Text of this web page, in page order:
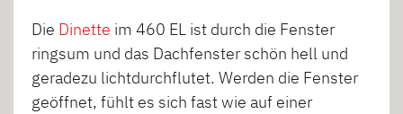
Die Dinette im 460 EL ist durch die Fenster
ringsum und das Dachfenster schön hell und
geradezu lichtdurchflutet. Werden die Fenster
geöffnet, fühlt es sich fast wie auf einer